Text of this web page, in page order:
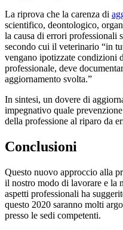
La riprova che la carenza di
scientifico, deontologico,
la causa di errori professionali
secondo cui il veterinario “in
vengano ipotizzate condizioni
professionale, deve
aggiornamento svolta.”
In sintesi, un dovere di
impegnativo quale
della professione al riparo da
Conclusioni
Questo nuovo approccio alla
il nostro modo di lavorare e la
aspetti professionali ha
questo 2020 saranno molti
presso le sedi competenti.